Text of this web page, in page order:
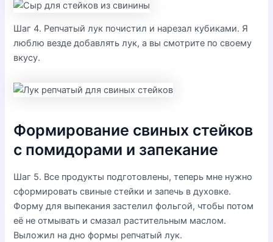
Шаг 4. Репчатый лук почистил и нарезал кубиками. Я
люблю везде добавлять лук, а вы смотрите по своему
вкусу.
Формирование свиных стейков
с помидорами и запекание
Шаг 5. Все продукты подготовлены, теперь мне нужно
сформировать свиные стейки и запечь в духовке.
Форму для выпекания застелил фольгой, чтобы потом
её не отмывать и смазал растительным маслом.
Выложил на дно формы репчатый лук.